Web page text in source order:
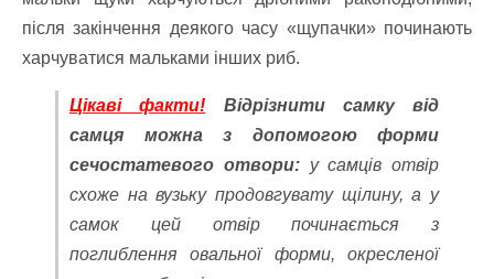
після закінчення деякого часу «щупачки» починають
харчуватися мальками інших риб.
Цікаві факти!
Відрізнити самку від
самця можна з допомогою форми
сечостатевого отвори:у самців отвір
схоже на вузьку продовгувату щілину, а у
самок цей отвір починається з
поглиблення овальної форми, окресленої